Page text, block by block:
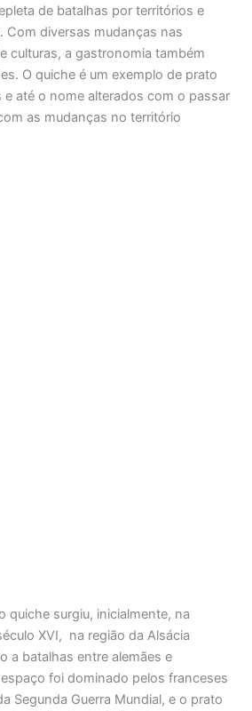
de batalhas por territórios e
Com diversas mudanças nas
culturas, a gastronomia também
O quiche é um exemplo de prato
e até o nome alterados com o passar
as mudanças no território
quiche surgiu, inicialmente, na
XVI, na região da Alsácia
a batalhas entre alemães e
foi dominado pelos franceses
Segunda Guerra Mundial, e o prato